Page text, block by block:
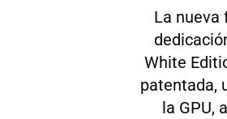
La nueva
White
patentada,
la GPU,